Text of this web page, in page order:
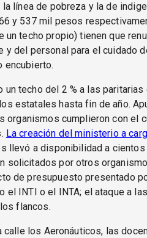
línea de pobreza y la de
y 537 mil pesos
techo propio) tienen que
del personal para el cuidado
encubierto.
techo del 2 % a las
estatales hasta fin de año.
organismos cumplieron con el
La creación del ministerio a
llevó a disponibilidad a cientos
solicitados por otros
de presupuesto presentado
el INTI o el INTA; el ataque a
flancos.
calle los Aeronáuticos, las